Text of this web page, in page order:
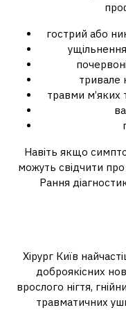
гострий або
тривале
травми м’яких
Навіть якщо
можуть свідчити
Рання
Хірург Київ
доброякісних
врослого нігтя,
травматичних